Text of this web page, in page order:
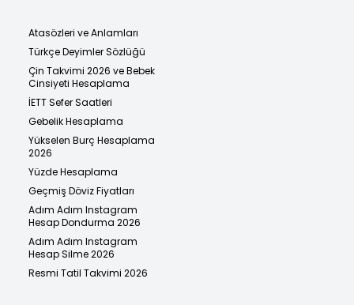
Atasözleri ve Anlamları
Türkçe Deyimler Sözlüğü
Çin Takvimi 2026 ve Bebek
Cinsiyeti Hesaplama
İETT Sefer Saatleri
Gebelik Hesaplama
Yükselen Burç Hesaplama
2026
Yüzde Hesaplama
Geçmiş Döviz Fiyatları
Adım Adım Instagram
Hesap Dondurma 2026
Adım Adım Instagram
Hesap Silme 2026
Resmi Tatil Takvimi 2026